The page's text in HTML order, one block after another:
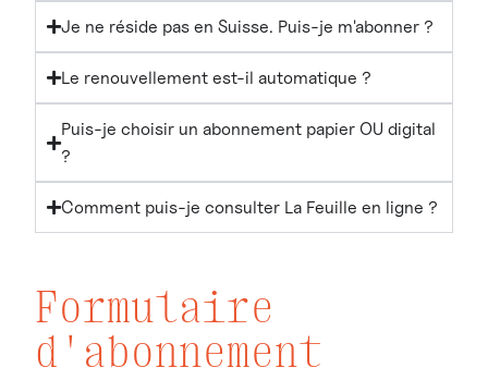
Je ne réside pas en Suisse. Puis-je m'abonner ?
Le renouvellement est-il automatique ?
Puis-je choisir un abonnement papier OU digital
?
Comment puis-je consulter La Feuille en ligne ?
Formulaire
d'abonnement